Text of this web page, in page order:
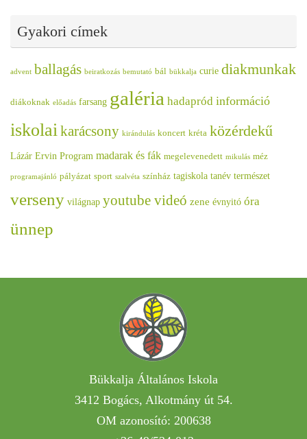
Gyakori címek
advent ballagás beiratkozás bemutató bál bükkalja curie diakmunkak
diákoknak előadás farsang galéria hadapród információ
iskolai karácsony kirándulás koncert kréta közérdekű
Lázár Ervin Program madarak és fák megelevenedett mikulás méz
programajánló pályázat sport szalvéta színház tagiskola tanév természet
verseny világnap youtube videó zene évnyitó óra
ünnep
Bükkalja Általános Iskola
3412 Bogács, Alkotmány út 54.
OM azonosító: 200638